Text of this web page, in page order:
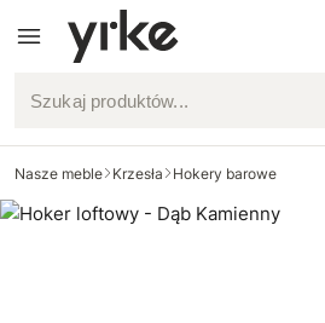
Szukaj produktów...
Nasze meble Krzesła Hokery barowe